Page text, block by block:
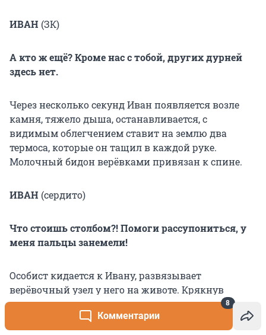
Комментарии
8
ИВАН (ЗК)
А кто ж ещё? Кроме нас с тобой, других дурней
здесь нет.
Через несколько секунд Иван появляется возле
камня, тяжело дыша, останавливается, с
видимым облегчением ставит на землю два
термоса, которые он тащил в каждой руке.
Молочный бидон верёвками привязан к спине.
ИВАН (сердито)
Что стоишь столбом?! Помоги рассупониться, у
меня пальцы занемели!
Особист кидается к Ивану, развязывает
верёвочный узел у него на животе. Крякнув
(тяжёлый), помогает опустить-поставить на